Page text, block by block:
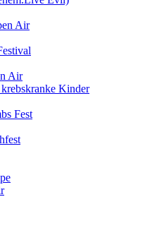
Air
Air
Kinder
Fest